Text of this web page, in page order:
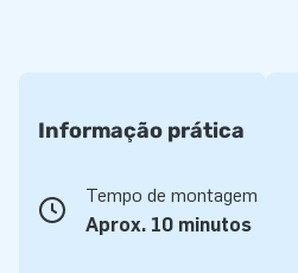
Informação prática
Tempo de montagem
Aprox. 10 minutos